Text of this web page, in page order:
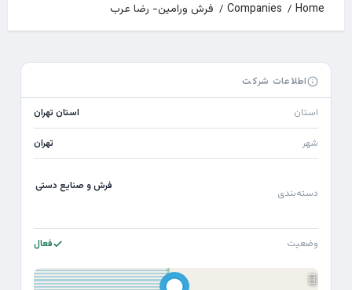
Home
Companies فرش ورامين- رضا عرب
اطلاعات شرکت
استان استان تهران
شهر تهران
دسته‌بندی
فرش و صنایع دستی
وضعیت فعال